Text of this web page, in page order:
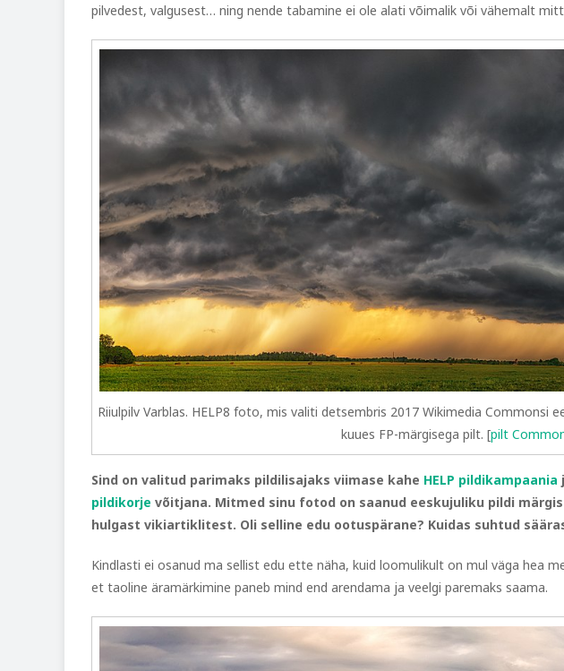
pilvedest, valgusest… ning nende tabamine ei ole alati võimalik või vähemalt
Riiulpilv Varblas. HELP8 foto, mis valiti detsembris 2017 Wikimedia Commonsi
kuues FP-märgisega pilt. [pilt
Sind on valitud parimaks pildilisajaks viimase kahe HELP pildikampaania
pildikorje võitjana. Mitmed sinu fotod on saanud eeskujuliku pildi
hulgast vikiartiklitest. Oli selline edu ootuspärane? Kuidas suhtud
Kindlasti ei osanud ma sellist edu ette näha, kuid loomulikult on mul väga hea
et taoline äramärkimine paneb mind end arendama ja veelgi paremaks saama.